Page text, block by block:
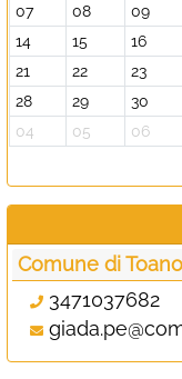
07
08 09
14
15 16
21
22 23
28
29 30
04
05 06
Comune di Toano
3471037682